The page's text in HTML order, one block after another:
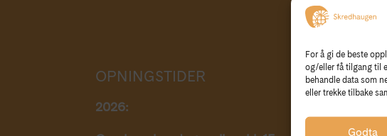
For å gi de beste
og/eller få tilgang til
behandle data som
eller trekke tilbake
Godta
OPNINGSTIDER
2026: